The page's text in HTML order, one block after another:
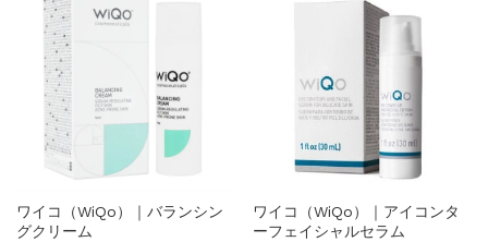
ワイコ（WiQo）｜バランシン
グクリーム
ワイコ（WiQo）｜アイコンタ
ーフェイシャルセラム